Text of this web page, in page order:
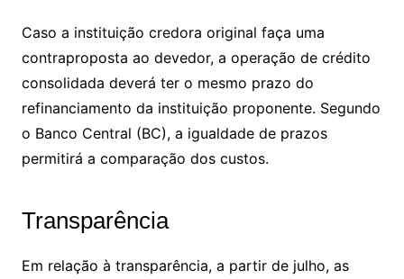
Caso a instituição credora original faça uma
contraproposta ao devedor, a operação de crédito
consolidada deverá ter o mesmo prazo do
refinanciamento da instituição proponente. Segundo
o Banco Central (BC), a igualdade de prazos
permitirá a comparação dos custos.
Transparência
Em relação à transparência, a partir de julho, as